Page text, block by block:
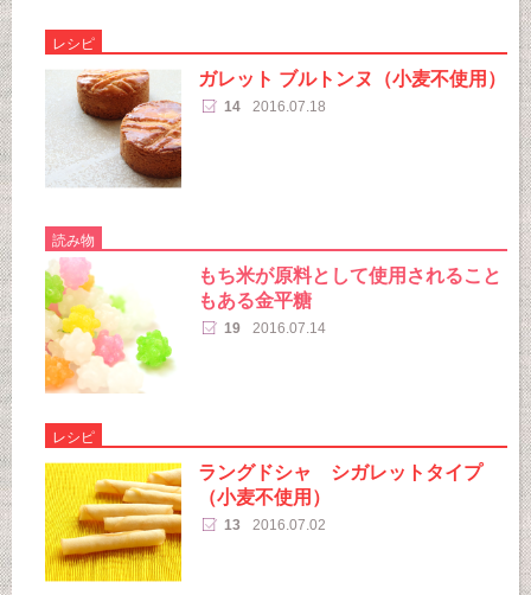
レシピ
ガレット ブルトンヌ（小麦不使用）
14 2016.07.18
読み物
もち米が原料として使用されること
もある金平糖
19 2016.07.14
レシピ
ラングドシャ シガレットタイプ
（小麦不使用）
13 2016.07.02